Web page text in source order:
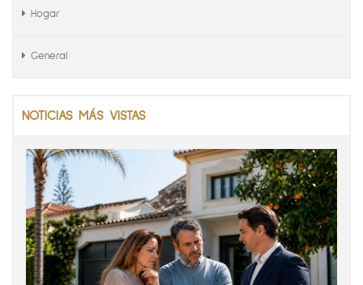
Hogar
General
NOTICIAS MÁS VISTAS